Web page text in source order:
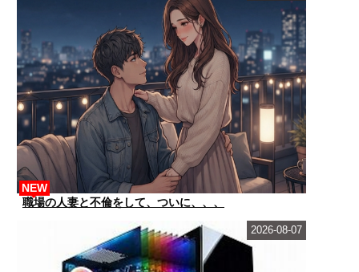
職場の人妻と不倫をして、ついに、、、
NEW
2026-08-07